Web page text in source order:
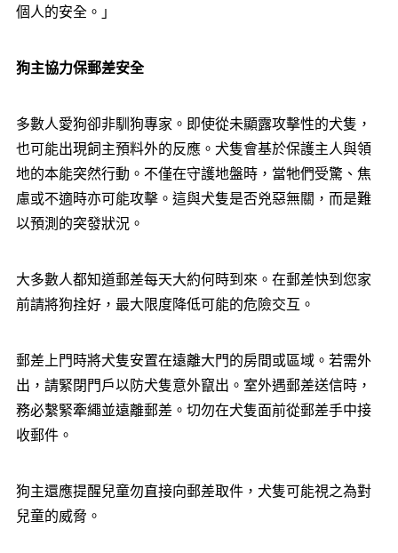
個人的安全。」
狗主協力保郵差安全
多數人愛狗卻非馴狗專家。即使從未顯露攻擊性的犬隻，
也可能出現飼主預料外的反應。犬隻會基於保護主人與領
地的本能突然行動。不僅在守護地盤時，當牠們受驚、焦
慮或不適時亦可能攻擊。這與犬隻是否兇惡無關，而是難
以預測的突發狀況。
大多數人都知道郵差每天大約何時到來。在郵差快到您家
前請將狗拴好，最大限度降低可能的危險交互。
郵差上門時將犬隻安置在遠離大門的房間或區域。若需外
出，請緊閉門戶以防犬隻意外竄出。室外遇郵差送信時，
務必繫緊牽繩並遠離郵差。切勿在犬隻面前從郵差手中接
收郵件。
狗主還應提醒兒童勿直接向郵差取件，犬隻可能視之為對
兒童的威脅。